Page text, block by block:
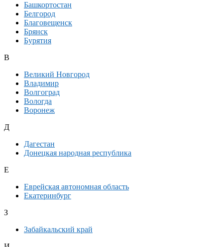
Башкортостан
Белгород
Благовещенск
Брянск
Бурятия
В
Великий Новгород
Владимир
Волгоград
Вологда
Воронеж
Д
Дагестан
Донецкая народная республика
Е
Еврейская автономная область
Екатеринбург
З
Забайкальский край